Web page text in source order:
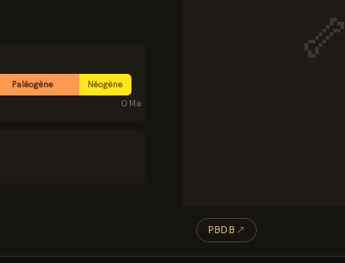
Paléogène
Néogène
0 Ma
🦴
PBDB ↗